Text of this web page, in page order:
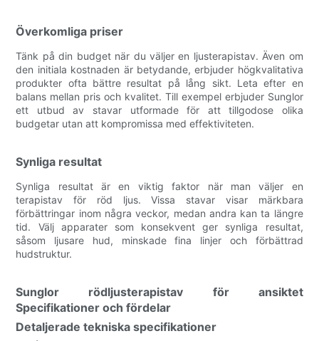
Överkomliga priser
Tänk på din budget när du väljer en ljusterapistav. Även om
den initiala kostnaden är betydande, erbjuder högkvalitativa
produkter ofta bättre resultat på lång sikt. Leta efter en
balans mellan pris och kvalitet. Till exempel erbjuder Sunglor
ett utbud av stavar utformade för att tillgodose olika
budgetar utan att kompromissa med effektiviteten.
Synliga resultat
Synliga resultat är en viktig faktor när man väljer en
terapistav för röd ljus. Vissa stavar visar märkbara
förbättringar inom några veckor, medan andra kan ta längre
tid. Välj apparater som konsekvent ger synliga resultat,
såsom ljusare hud, minskade fina linjer och förbättrad
hudstruktur.
Sunglor rödljusterapistav för ansiktet
Specifikationer och fördelar
Detaljerade tekniska specifikationer